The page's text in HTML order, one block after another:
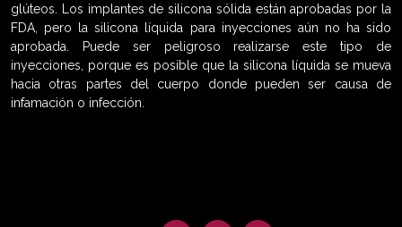
glúteos. Los implantes de silicona sólida están aprobadas por la
FDA, pero la silicona líquida para inyecciones aún no ha sido
aprobada. Puede ser peligroso realizarse este tipo de
inyecciones, porque es posible que la silicona líquida se mueva
hacia otras partes del cuerpo donde pueden ser causa de
infamación o infección.